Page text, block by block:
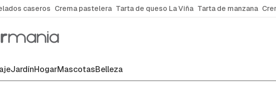
caseros Crema pastelera Tarta de queso La Viña Tarta de manzana
JardínHogarMascotasBelleza